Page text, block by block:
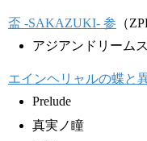
盃 -SAKAZUKI- 参 （
アジアンドリームス
エインヘリャルの蝶と
Prelude
真実ノ瞳